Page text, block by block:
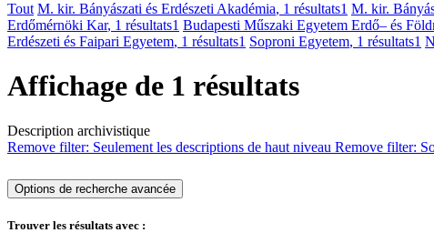
Tout M. kir. Bányászati és Erdészeti Akadémia, 1 résultats1 M. kir.
Erdőmérnöki Kar, 1 résultats1 Budapesti Műszaki Egyetem Erdő– és
Erdészeti és Faipari Egyetem, 1 résultats1 Soproni Egyetem, 1 résultats1
Affichage de 1 résultats
Description archivistique
Remove filter: Seulement les descriptions de haut niveau Remove filter:
Options de recherche avancée
Trouver les résultats avec :